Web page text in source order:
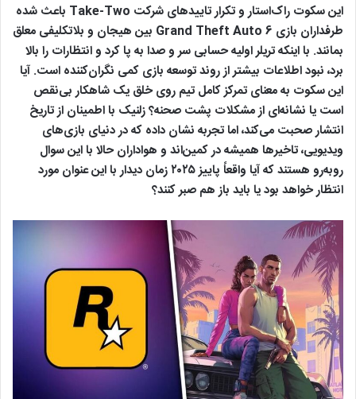
این سکوت راک‌استار و تکرار تاییدهای شرکت Take-Two باعث شده
طرفداران بازی Grand Theft Auto 6 بین هیجان و بلاتکلیفی معلق
بمانند. با اینکه تریلر اولیه حسابی سر و صدا به پا کرد و انتظارات را بالا
برد، نبود اطلاعات بیشتر از روند توسعه بازی کمی نگران‌کننده است. آیا
این سکوت به معنای تمرکز کامل تیم روی خلق یک شاهکار بی‌نقص
است یا نشانه‌ای از مشکلات پشت صحنه؟ زلنیک با اطمینان از تاریخ
انتشار صحبت می‌کند، اما تجربه نشان داده که در دنیای بازی‌های
ویدیویی، تاخیرها همیشه در کمین‌اند و هواداران حالا با این سوال
روبه‌رو هستند که آیا واقعاً پاییز ۲۰۲۵ زمان دیدار با این عنوان مورد
انتظار خواهد بود یا باید باز هم صبر کنند؟